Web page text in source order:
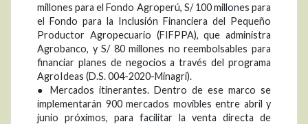
millones para el Fondo Agroperú, S/ 100 millones para
el Fondo para la Inclusión Financiera del Pequeño
Productor Agropecuario (FIFPPA), que administra
Agrobanco, y S/ 80 millones no reembolsables para
financiar planes de negocios a través del programa
AgroIdeas (D.S. 004-2020-Minagri).
● Mercados itinerantes. Dentro de ese marco se
implementarán 900 mercados movibles entre abril y
junio próximos, para facilitar la venta directa de